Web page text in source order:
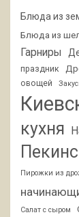
Блюда из
Блюда из
Гарниры
праздник
овощей
кухня
Пирожки из
Салат с сыром